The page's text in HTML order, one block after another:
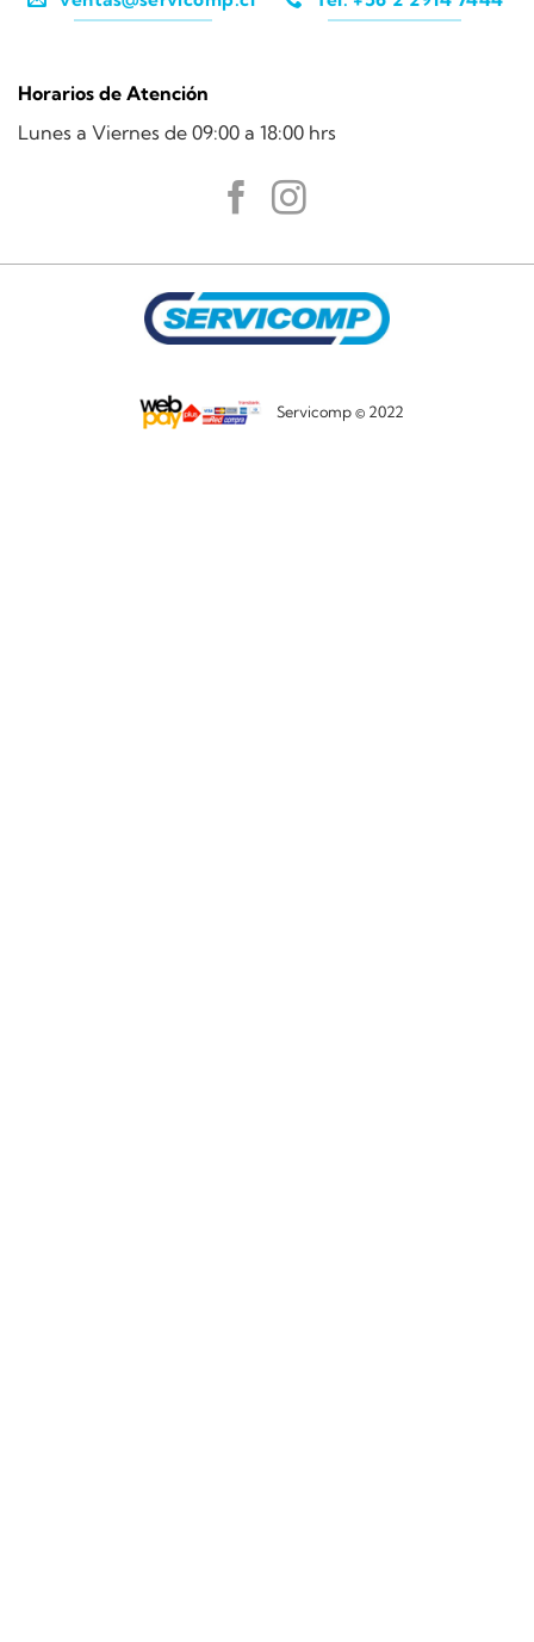
Horarios de Atención
Lunes a Viernes de 09:00 a 18:00 hrs
Servicomp © 2022